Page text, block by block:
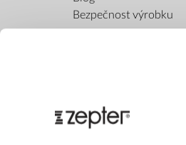
Bezpečnost výrobku